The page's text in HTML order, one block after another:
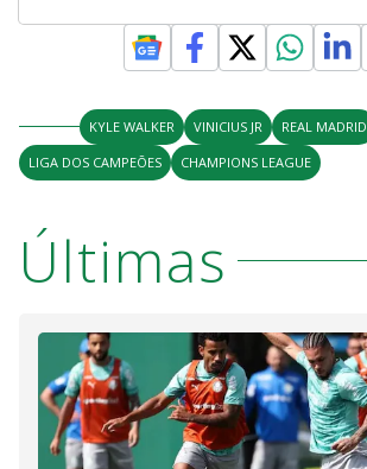
KYLE WALKER VINICIUS JR REAL MADRID
LIGA DOS CAMPEÕES
CHAMPIONS LEAGUE
Últimas